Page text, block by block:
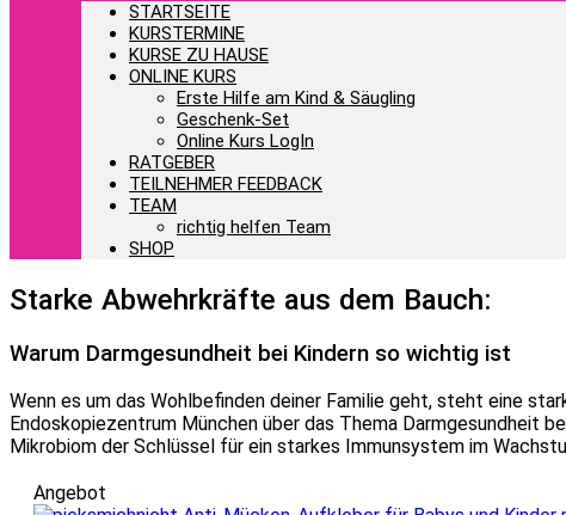
STARTSEITE
KURSTERMINE
KURSE ZU HAUSE
ONLINE KURS
Erste Hilfe am Kind & Säugling
Geschenk-Set
Online Kurs LogIn
RATGEBER
TEILNEHMER FEEDBACK
TEAM
richtig helfen Team
SHOP
Starke Abwehrkräfte aus dem Bauch:
Warum Darmgesundheit bei Kindern so wichtig ist
Wenn es um das Wohlbefinden deiner Familie geht, steht eine
Endoskopiezentrum München über das Thema Darmgesundheit
Mikrobiom der Schlüssel für ein starkes Immunsystem im
Angebot